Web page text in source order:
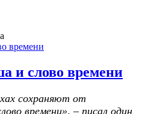
и слово времени
сохраняют от
времени», – писал один